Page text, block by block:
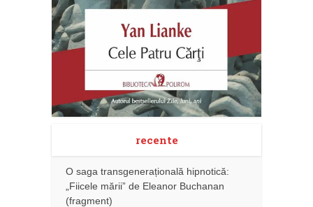
recente
O saga transgenerațională hipnotică:
„Fiicele mării” de Eleanor Buchanan
(fragment)